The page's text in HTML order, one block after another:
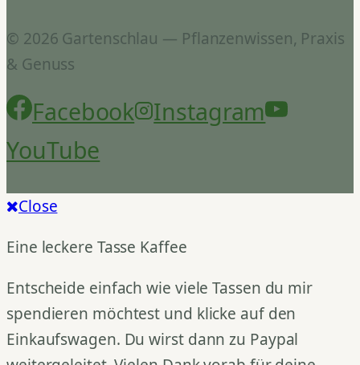
© 2026 Gartenschlau — Pflanzenwissen, Praxis
& Genuss
Facebook
Instagram
YouTube
Close
Eine leckere Tasse Kaffee
Entscheide einfach wie viele Tassen du mir
spendieren möchtest und klicke auf den
Einkaufswagen. Du wirst dann zu Paypal